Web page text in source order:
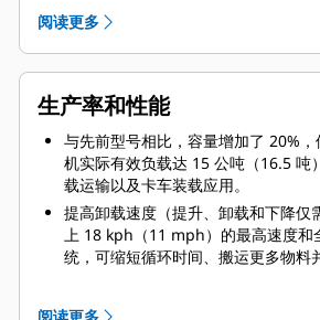
装置易于使用，同时采用隔离安装型
给操作员的振动。
有助于为操作员建立信心的多种功能
和实施的当量齿轮，可提高机器可控
能，用于在坡道上保持速度；防回滚
没有动力传动系冲击载荷；以及可编
可提高操作员效率并减轻疲劳。
阅读更多
生产率和性能
与先前型号相比，容量增加了 20%，
机实际有效负载达 15 公吨（16.5 吨
载运输以及卡车装载应用。
提高卸载速度（提升、卸载和下降仅
上 18 kph（11 mph）的最高速度和
统，可缩短循环时间、搬运更多物料
可以加快装载和运输循环的速度。